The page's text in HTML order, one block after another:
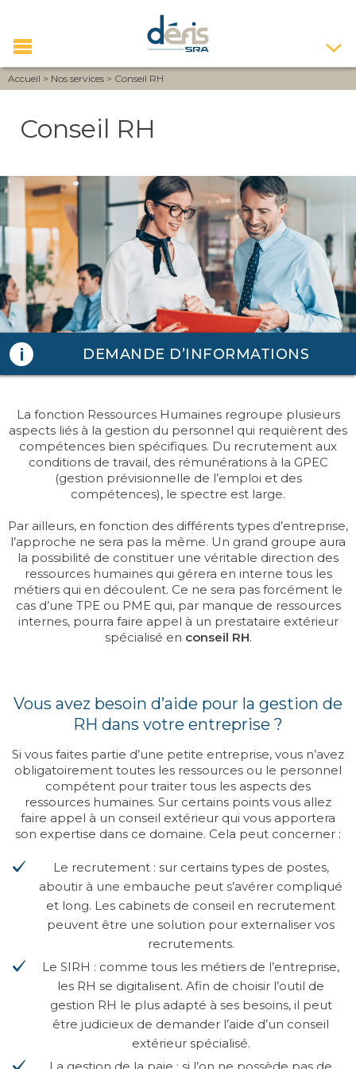
SERVICE
CONSULTING
GUIDES
INFOGRAPHIE
FICHES PRODUITS
Accueil > Nos services > Conseil RH
Conseil RH
DEMANDE D’INFORMATIONS
La fonction Ressources Humaines regroupe plusieurs
aspects liés à la gestion du personnel qui requièrent des
compétences bien spécifiques. Du recrutement aux
conditions de travail, des rémunérations à la GPEC
(gestion prévisionnelle de l’emploi et des
compétences), le spectre est large.
Par ailleurs, en fonction des différents types d’entreprise,
l’approche ne sera pas la même. Un grand groupe aura
la possibilité de constituer une véritable direction des
ressources humaines qui gérera en interne tous les
métiers qui en découlent. Ce ne sera pas forcément le
cas d’une TPE ou PME qui, par manque de ressources
internes, pourra faire appel à un prestataire extérieur
spécialisé en conseil RH.
Vous avez besoin d’aide pour la gestion de
RH dans votre entreprise ?
Si vous faites partie d’une petite entreprise, vous n’avez
obligatoirement toutes les ressources ou le personnel
compétent pour traiter tous les aspects des
ressources humaines. Sur certains points vous allez
faire appel à un conseil extérieur qui vous apportera
son expertise dans ce domaine. Cela peut concerner :
Le recrutement : sur certains types de postes,
aboutir à une embauche peut s’avérer compliqué
et long. Les cabinets de conseil en recrutement
peuvent être une solution pour externaliser vos
recrutements.
Le SIRH : comme tous les métiers de l’entreprise,
les RH se digitalisent. Afin de choisir l’outil de
gestion RH le plus adapté à ses besoins, il peut
être judicieux de demander l’aide d’un conseil
extérieur spécialisé.